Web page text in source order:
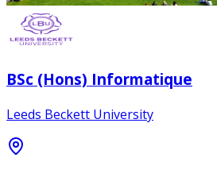
BSc (Hons) Informatique
Leeds Beckett University